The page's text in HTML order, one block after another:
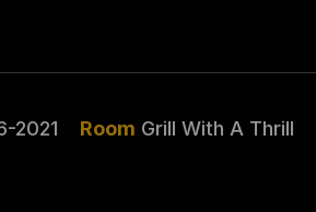
2021 Room Grill With A Thrill